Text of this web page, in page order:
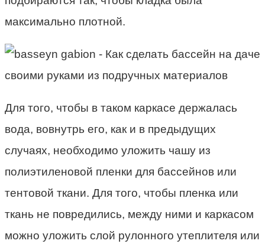
максимально плотной.
Для того, чтобы в таком каркасе держалась
вода, вовнутрь его, как и в предыдущих
случаях, необходимо уложить чашу из
полиэтиленовой пленки для бассейнов или
тентовой ткани. Для того, чтобы пленка или
ткань не повредились, между ними и каркасом
можно уложить слой рулонного утеплителя или